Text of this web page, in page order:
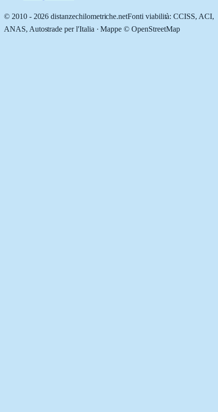
© 2010 - 2026 distanzechilometriche.netFonti viabilità: CCISS, ACI,
ANAS, Autostrade per l'Italia · Mappe © OpenStreetMap